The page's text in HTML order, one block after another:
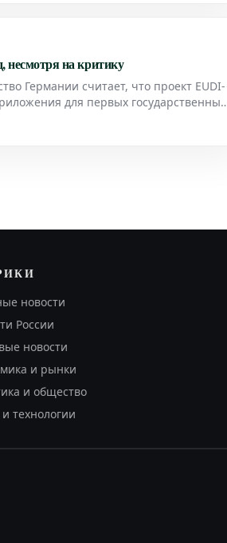
несмотря на критику
Германии считает, что проект EUDI-
для первых государственных
новости
России
новости
и рынки
и общество
технологии